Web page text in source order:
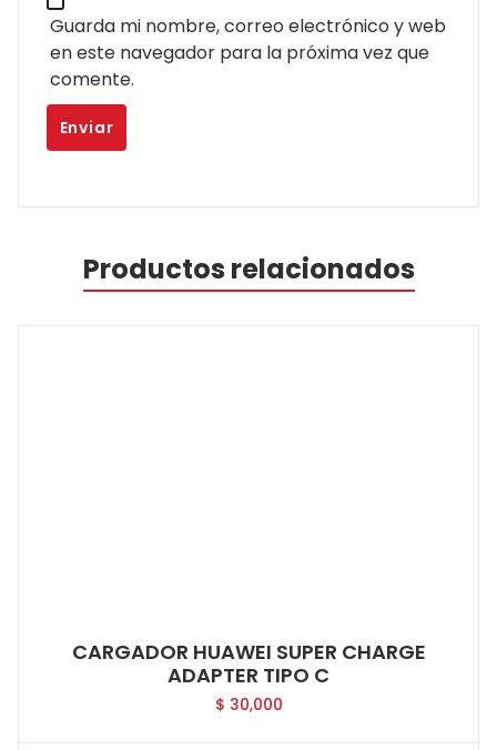
Guarda mi nombre, correo electrónico y web
en este navegador para la próxima vez que
comente.
Productos relacionados
CARGADOR HUAWEI SUPER CHARGE
ADAPTER TIPO C
$ 30,000